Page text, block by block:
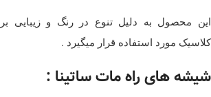
این محصول به دلیل تنوع در رنگ و زیبایی
کلاسیک مورد استفاده قرار میگیرد .
شیشه های راه مات ساتینا :